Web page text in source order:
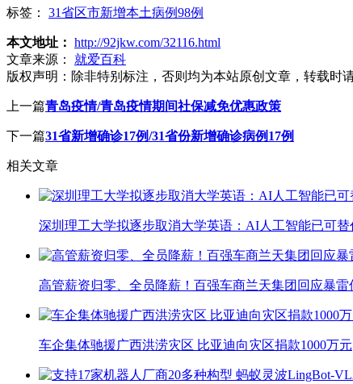
标签： 31省区市新增本土病例98例
本文地址： http://92jkw.com/32116.html
文章来源：
就爱百科
版权声明： 除非特别标注，否则均为本站原创文章，转载时
上一篇青岛疫情/青岛疫情期间社保减免优惠政策
下一篇31省新增确诊17例/31省份新增确诊病例17例
相关文章
深圳理工大学拟逐步取消大学英语：AI人工智能已可替
高管薪资归零、全员降薪！百强车商兰天集团回应暴
车企集体驰援广西洪涝灾区 比亚迪向灾区捐款1000万元